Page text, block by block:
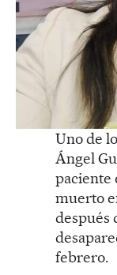
Uno de
Ángel
paciente
muerto
después
febrero.